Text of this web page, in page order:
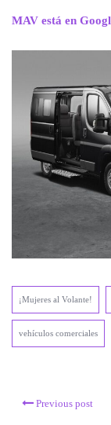
MAV está en
¡Mujeres al Volante!
vehículos comerciales
Previous post